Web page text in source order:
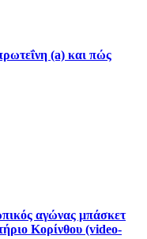
(a) και πώς
αγώνας μπάσκετ
Κορίνθου (video-